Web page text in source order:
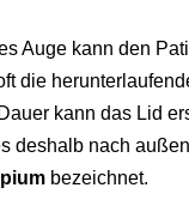
Auge kann den
die
kann das Lid
deshalb nach
bezeichnet.